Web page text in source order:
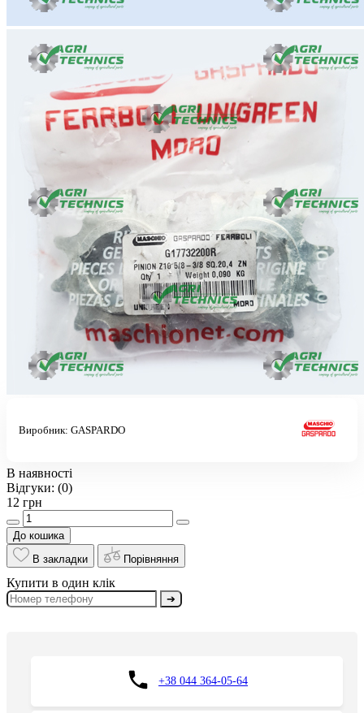
Виробник: GASPARDO
В наявності
Відгуки: (0)
12 грн
До кошика
В закладки
Порівняння
Купити в один клік
➔
+38 044 364-05-64